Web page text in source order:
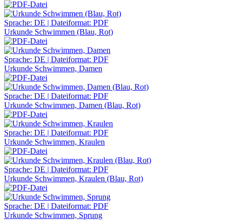
Sprache: DE | Dateiformat: PDF
Urkunde Schwimmen (Blau, Rot)
Sprache: DE | Dateiformat: PDF
Urkunde Schwimmen, Damen
Sprache: DE | Dateiformat: PDF
Urkunde Schwimmen, Damen (Blau, Rot)
Sprache: DE | Dateiformat: PDF
Urkunde Schwimmen, Kraulen
Sprache: DE | Dateiformat: PDF
Urkunde Schwimmen, Kraulen (Blau, Rot)
Sprache: DE | Dateiformat: PDF
Urkunde Schwimmen, Sprung